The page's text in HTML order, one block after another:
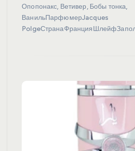
Опопонакс, Ветивер, Бобы тонка,
ВанильПарфюмерJacques